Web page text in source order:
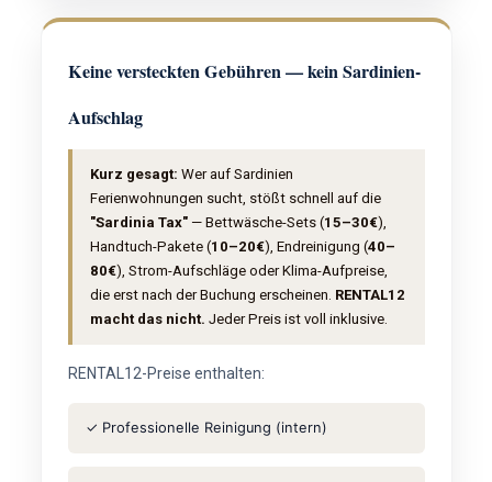
Keine versteckten Gebühren — kein Sardinien-
Aufschlag
Kurz gesagt: Wer auf Sardinien
Ferienwohnungen sucht, stößt schnell auf die
"Sardinia Tax"— Bettwäsche-Sets (15–30€),
Handtuch-Pakete (10–20€), Endreinigung (40–
80€), Strom-Aufschläge oder Klima-Aufpreise,
die erst nach der Buchung erscheinen. RENTAL12
macht das nicht. Jeder Preis ist voll inklusive.
RENTAL12-Preise enthalten:
✓ Professionelle Reinigung (intern)